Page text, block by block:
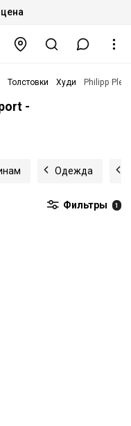
Толстовки Худи Philipp
-
Одежда
Фильтры 1